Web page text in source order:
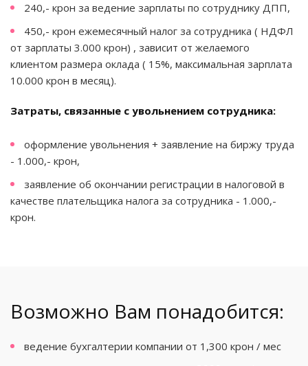
240,- крон за ведение зарплаты по сотруднику ДПП,
450,- крон ежемесячный налог за сотрудника ( НДФЛ
от зарплаты 3.000 крон) , зависит от желаемого
клиентом размера оклада ( 15%, максимальная зарплата
10.000 крон в месяц).
Затраты, связанные с увольнением сотрудника:
оформление увольнения + заявление на биржу труда
- 1.000,- крон,
заявление об окончании регистрации в налоговой в
качестве плательщика налога за сотрудника - 1.000,-
крон.
Возможно Вам понадобится:
ведение бухгалтерии компании от 1,300 крон / мес